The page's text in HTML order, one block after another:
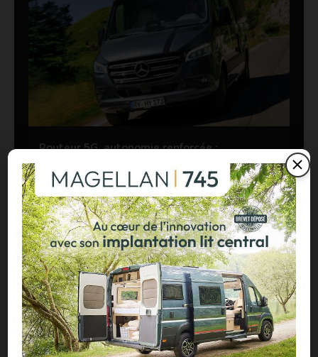
Routeur 5G, autonomie renforcée :
présentation de l’Hymer Grand Canyon S
Xperience
29/07/2026